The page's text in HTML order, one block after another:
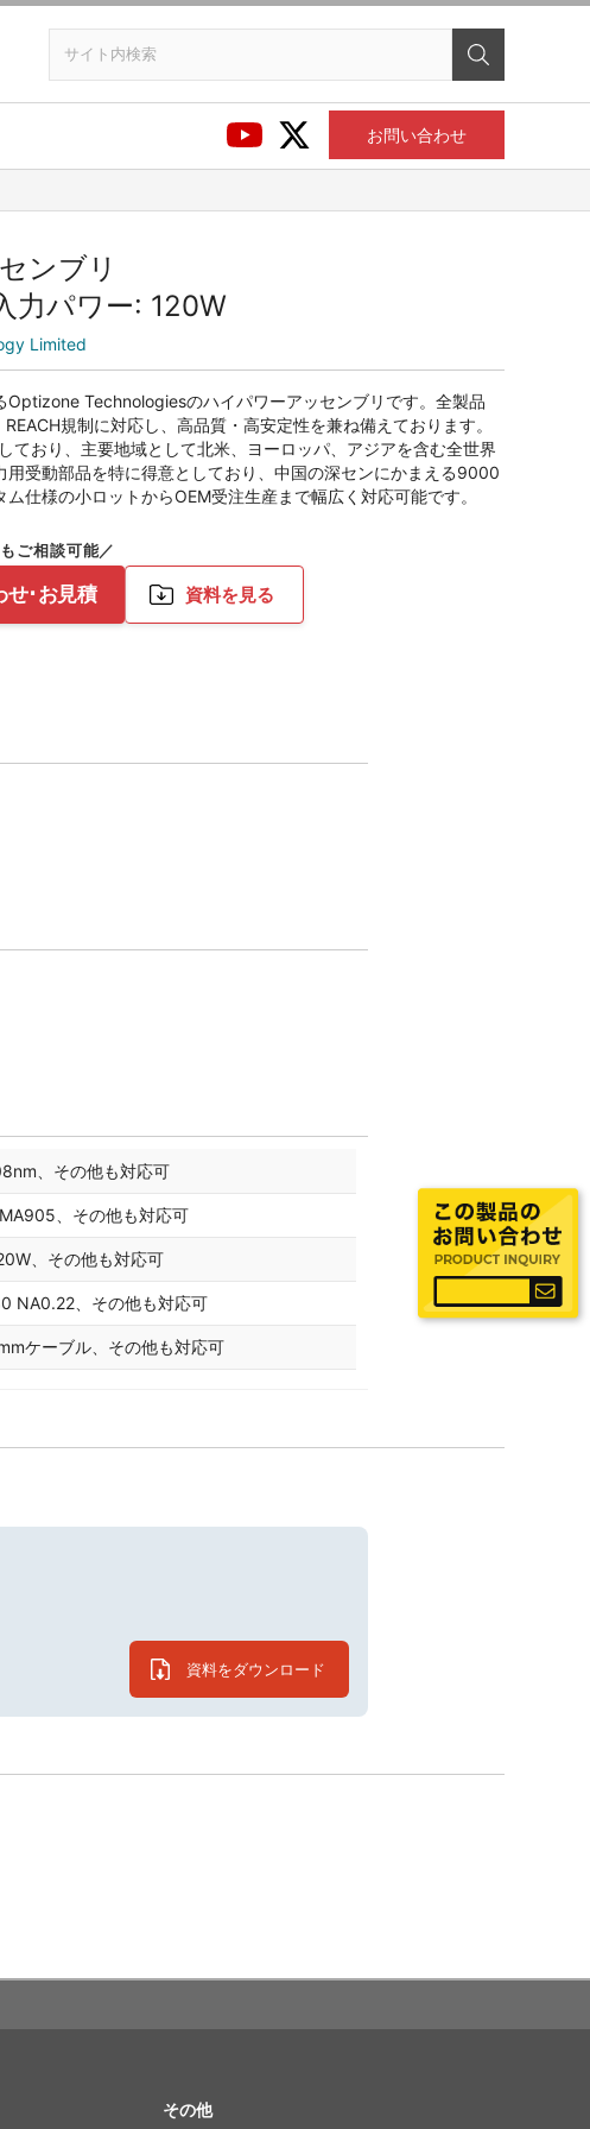
お問い合わせ
ンブリ
パワー: 120W
Limited
Optizone Technologiesのハイパワーアッセンブリです。全製品
規制に対応し、高品質・高安定性を兼ね備えております。
ており、主要地域として北米、ヨーロッパ、アジアを含む全世界
用受動部品を特に得意としており、中国の深センにかまえる9000
仕様の小ロットからOEM受注生産まで幅広く対応可能です。
せ･お見積 資料を見る
、その他も対応可
、その他も対応可
、その他も対応可
NA0.22、その他も対応可
ケーブル、その他も対応可
資料をダウンロード
その他